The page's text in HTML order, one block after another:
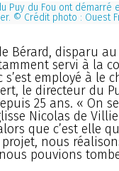
Puy du Fou ont démarré
© Crédit photo : Ouest
Bérard, disparu au
servi à la
employé à le
le directeur du
25 ans. « On
Nicolas de
que c’est elle
nous
pouvions